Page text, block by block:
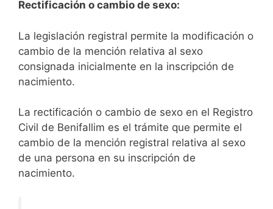
Rectificación o cambio de sexo:
La legislación registral permite la modificación o
cambio de la mención relativa al sexo
consignada inicialmente en la inscripción de
nacimiento.
La rectificación o cambio de sexo en el Registro
Civil de Benifallim es el trámite que permite el
cambio de la mención registral relativa al sexo
de una persona en su inscripción de
nacimiento.